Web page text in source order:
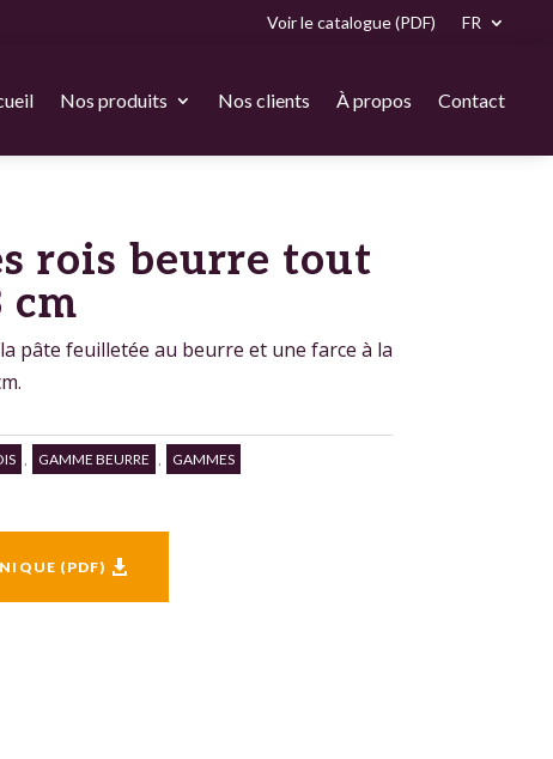
Voir le catalogue (PDF) FR
Nos produits Nos clients À propos Contact
rois beurre tout
cm
pâte feuilletée au beurre et une farce à la
(PDF) 
GAMME BEURRE GAMMES